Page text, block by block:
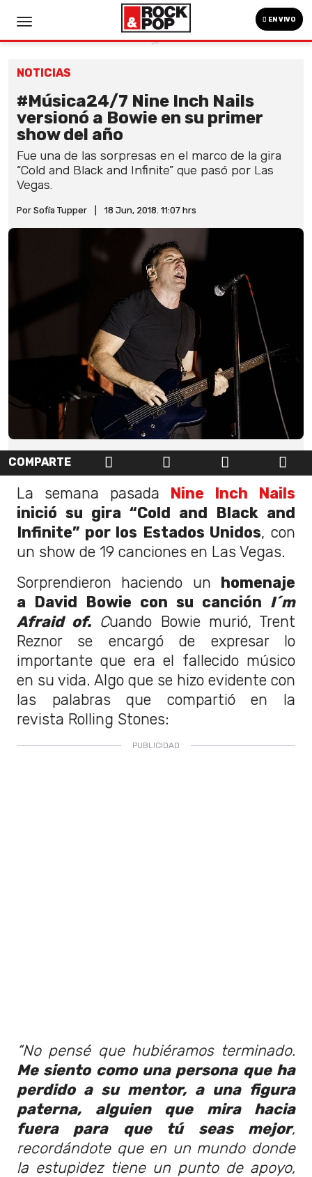
EN VIVO
NOTICIAS
#Música24/7 Nine Inch Nails
versionó a Bowie en su primer
show del año
Fue una de las sorpresas en el marco de la gira
“Cold and Black and Infinite” que pasó por Las
Vegas.
Por Sofía Tupper 18 Jun, 2018. 11:07 hrs
COMPARTE
La semana pasada Nine Inch Nails
inició su gira “Cold and Black and
Infinite” por los Estados Unidos, con
un show de 19 canciones en Las Vegas.
Sorprendieron haciendo un homenaje
a David Bowie con su canción I´m
Afraid of. Cuando Bowie murió, Trent
Reznor se encargó de expresar lo
importante que era el fallecido músico
en su vida. Algo que se hizo evidente con
las palabras que compartió en la
revista Rolling Stones:
“No pensé que hubiéramos terminado.
Me siento como una persona que ha
perdido a su mentor, a una figura
paterna, alguien que mira hacia
fuera para que tú seas mejor,
recordándote que en un mundo donde
la estupidez tiene un punto de apoyo,